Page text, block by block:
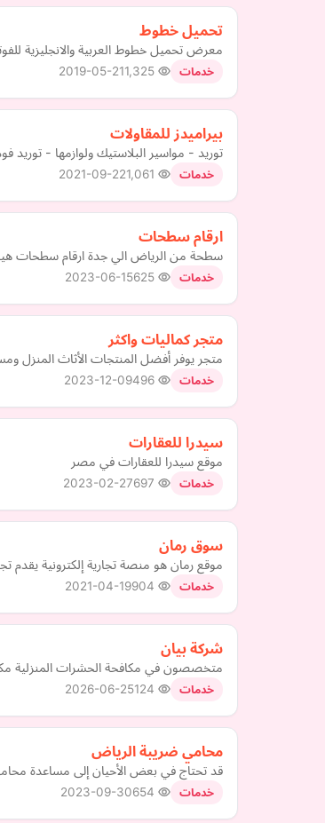
تحميل خطوط
معرض تحميل خطوط العربية والانجليزية
خدمات 2019-05-21
بيراميدز للمقاولات
توريد - مواسير البلاستيك ولوازمها -
خدمات 2021-09-22
ارقام سطحات
سطحة من الرياض الي جدة ارقام سطحات هيدروليك و عادي بأرخص الأسعار900
خدمات 2023-06-15
متجر كماليات واكثر
متجر يوفر أفضل المنتجات الأثاث المنزل
خدمات 2023-12-09
سيدرا للعقارات
موقع سيدرا للعقارات في مصر
خدمات 2023-02-27
سوق رمان
موقع رمان هو منصة تجارية إلكترونية
خدمات 2021-04-19
شركة بيان
متخصصون في مكافحة الحشرات المنزلية مكافحة
خدمات 2026-06-25
محامي ضريبة الرياض
قد تحتاج في بعض الأحيان إلى مساعدة
خدمات 2023-09-30